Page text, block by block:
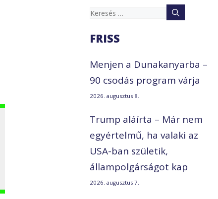
Keresés:
FRISS
Menjen a Dunakanyarba –
90 csodás program várja
2026. augusztus 8.
Trump aláírta – Már nem
egyértelmű, ha valaki az
USA-ban születik,
állampolgárságot kap
2026. augusztus 7.